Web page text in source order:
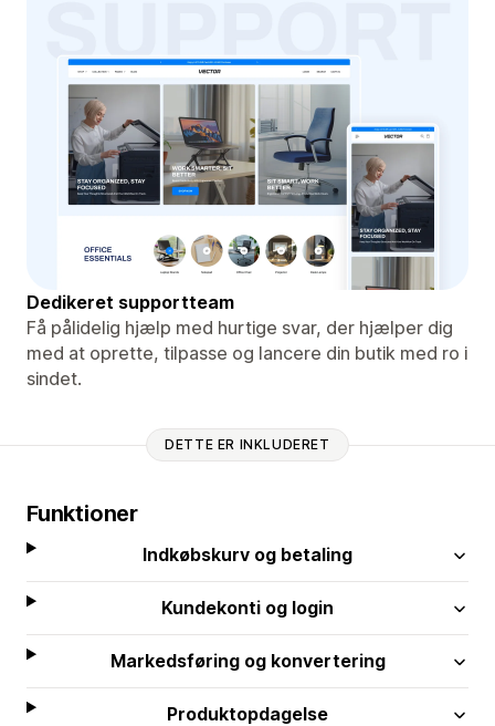
Dedikeret supportteam
Få pålidelig hjælp med hurtige svar, der hjælper dig
med at oprette, tilpasse og lancere din butik med ro i
sindet.
DETTE ER INKLUDERET
Funktioner
Indkøbskurv og betaling
Kundekonti og login
Markedsføring og konvertering
Produktopdagelse